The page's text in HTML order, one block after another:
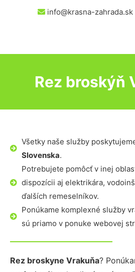
info@krasna-zahrada.sk
Rez broskýň
Všetky naše služby
Slovenska.
Potrebujete pomôcť v inej
dispozícii aj elektrikára,
ďalších remeselníkov.
Ponúkame komplexné služby
sú priamo v ponuke webovej
Rez broskyne Vrakuňa?